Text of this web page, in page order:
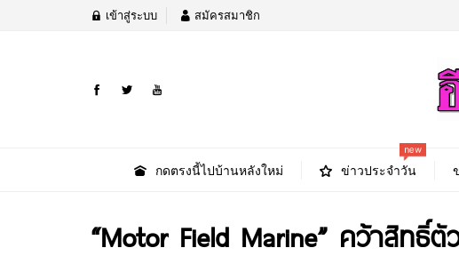
เข้าสู่ระบบ สมัครสมาชิก
กดตรงนี้ไปบ้านหลังใหม่ ข่าวประจำวัน
new
“Motor Field Marine” คว้าสิทธิ์ตั